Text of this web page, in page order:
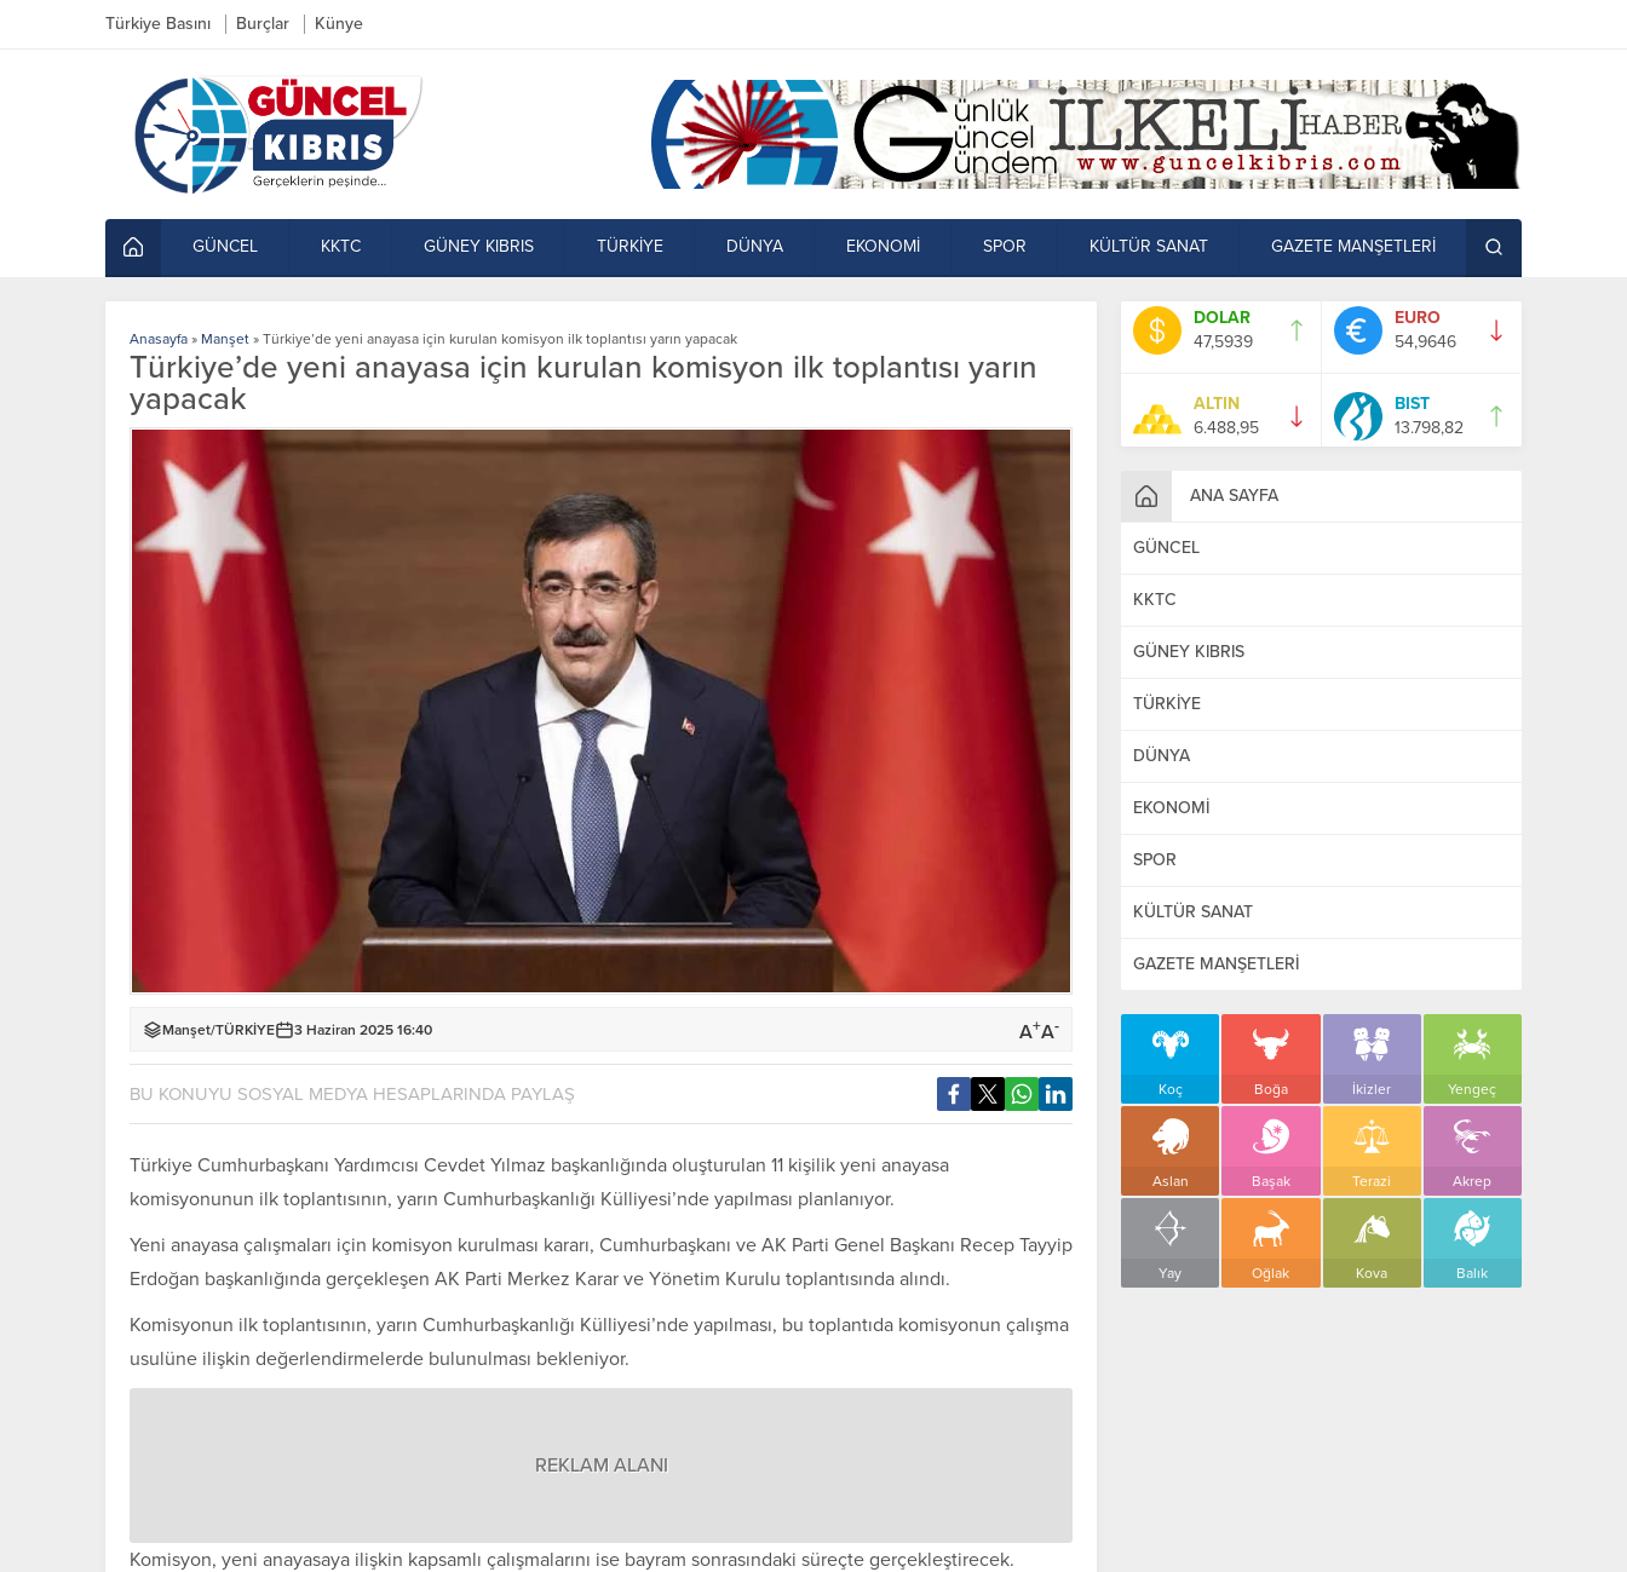
Türkiye Basını Burçlar Künye
GÜNCEL KKTC GÜNEY KIBRIS TÜRKİYE DÜNYA EKONOMİ SPOR KÜLTÜR SANAT GAZETE MANŞETLERİ
DOLAR
47,5939
EURO
54,9646
ALTIN
6.488,95
BIST
13.798,82
ANA SAYFA
GÜNCEL
KKTC
GÜNEY KIBRIS
TÜRKİYE
DÜNYA
EKONOMİ
SPOR
KÜLTÜR SANAT
GAZETE MANŞETLERİ
Koç Boğa İkizler Yengeç
Aslan Başak Terazi Akrep
Yay Oğlak Kova Balık
Anasayfa » Manşet » Türkiye’de yeni anayasa için kurulan komisyon ilk toplantısı yarın yapacak
Türkiye’de yeni anayasa için kurulan komisyon ilk toplantısı yarın
yapacak
Manşet/TÜRKİYE 3 Haziran 2025 16:40 A+A-
BU KONUYU SOSYAL MEDYA HESAPLARINDA PAYLAŞ
Türkiye Cumhurbaşkanı Yardımcısı Cevdet Yılmaz başkanlığında oluşturulan 11 kişilik yeni anayasa
komisyonunun ilk toplantısının, yarın Cumhurbaşkanlığı Külliyesi’nde yapılması planlanıyor.
Yeni anayasa çalışmaları için komisyon kurulması kararı, Cumhurbaşkanı ve AK Parti Genel Başkanı Recep Tayyip
Erdoğan başkanlığında gerçekleşen AK Parti Merkez Karar ve Yönetim Kurulu toplantısında alındı.
Komisyonun ilk toplantısının, yarın Cumhurbaşkanlığı Külliyesi’nde yapılması, bu toplantıda komisyonun çalışma
usulüne ilişkin değerlendirmelerde bulunulması bekleniyor.
REKLAM ALANI
Komisyon, yeni anayasaya ilişkin kapsamlı çalışmalarını ise bayram sonrasındaki süreçte gerçekleştirecek.